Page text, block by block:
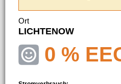
Ort
LICHTENOW
0 %